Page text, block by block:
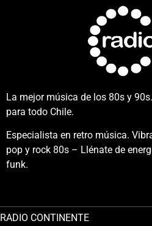
La mejor música de los 80s y
para todo Chile.
Especialista en retro música.
pop y rock 80s – Llénate de
funk.
RADIO CONTINENTE